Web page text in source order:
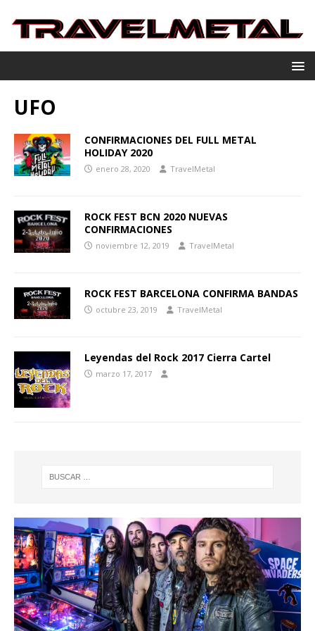
UFO
CONFIRMACIONES DEL FULL METAL
HOLIDAY 2020
enero 28, 2020 TravelMetal
ROCK FEST BCN 2020 NUEVAS
CONFIRMACIONES
noviembre 12, 2019 TravelMetal
ROCK FEST BARCELONA CONFIRMA BANDAS
octubre 23, 2019 TravelMetal
Leyendas del Rock 2017 Cierra Cartel
marzo 17, 2017